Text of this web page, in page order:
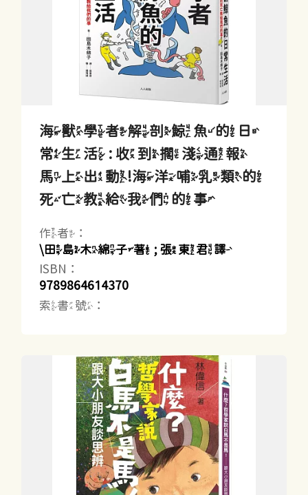
海獸學者解剖鯨魚的日
常生活 : 收到擱淺通報
馬上出動!海洋哺乳類的
死亡教給我們的事
作者：
\田島木綿子著 ; 張東君譯
ISBN：
9789864614370
索書號：